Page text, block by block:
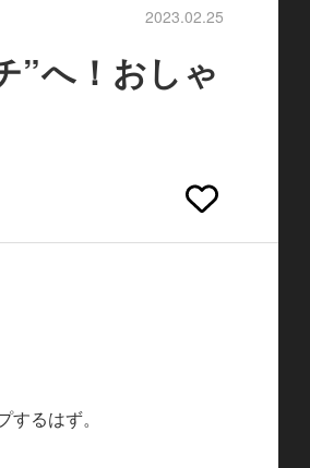
2023.02.25
”へ！おしゃ
るはず。